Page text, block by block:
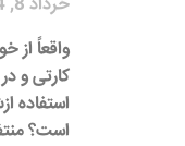
واقعاً از
کارتی و
استفاده
است؟